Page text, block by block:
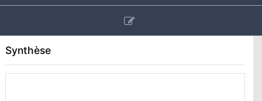
Synthèse